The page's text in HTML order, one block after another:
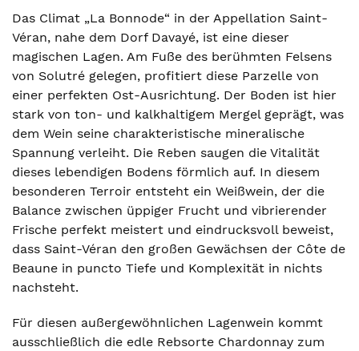
Das Climat „La Bonnode“ in der Appellation Saint-
Véran, nahe dem Dorf Davayé, ist eine dieser
magischen Lagen. Am Fuße des berühmten Felsens
von Solutré gelegen, profitiert diese Parzelle von
einer perfekten Ost-Ausrichtung. Der Boden ist hier
stark von ton- und kalkhaltigem Mergel geprägt, was
dem Wein seine charakteristische mineralische
Spannung verleiht. Die Reben saugen die Vitalität
dieses lebendigen Bodens förmlich auf. In diesem
besonderen Terroir entsteht ein Weißwein, der die
Balance zwischen üppiger Frucht und vibrierender
Frische perfekt meistert und eindrucksvoll beweist,
dass Saint-Véran den großen Gewächsen der Côte de
Beaune in puncto Tiefe und Komplexität in nichts
nachsteht.
Für diesen außergewöhnlichen Lagenwein kommt
ausschließlich die edle Rebsorte Chardonnay zum